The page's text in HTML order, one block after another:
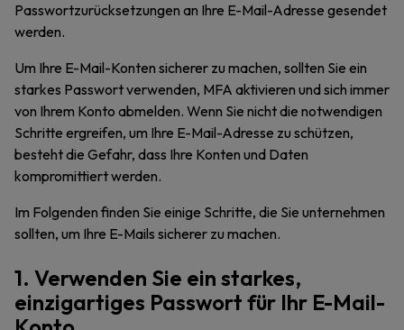
Passwortzurücksetzungen an Ihre E-Mail-Adresse gesendet
werden.
Um Ihre E-Mail-Konten sicherer zu machen, sollten Sie ein
starkes Passwort verwenden, MFA aktivieren und sich immer
von Ihrem Konto abmelden. Wenn Sie nicht die notwendigen
Schritte ergreifen, um Ihre E-Mail-Adresse zu schützen,
besteht die Gefahr, dass Ihre Konten und Daten
kompromittiert werden.
Im Folgenden finden Sie einige Schritte, die Sie unternehmen
sollten, um Ihre E-Mails sicherer zu machen.
1. Verwenden Sie ein starkes,
einzigartiges Passwort für Ihr E-Mail-